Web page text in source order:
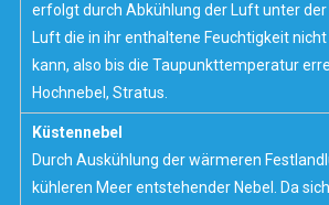
erfolgt durch Abkühlung der Luft unter der
Luft die in ihr enthaltene Feuchtigkeit
kann, also bis die Taupunkttemperatur
Hochnebel, Stratus.
Küstennebel
Durch Auskühlung der wärmeren
kühleren Meer entstehender Nebel. Da